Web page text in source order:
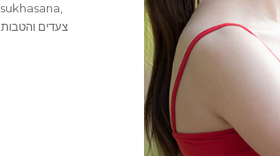
טוויסט sukhasana
dandasana צעדים והטבות